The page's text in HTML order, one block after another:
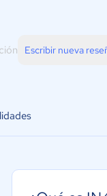
Escribir nueva